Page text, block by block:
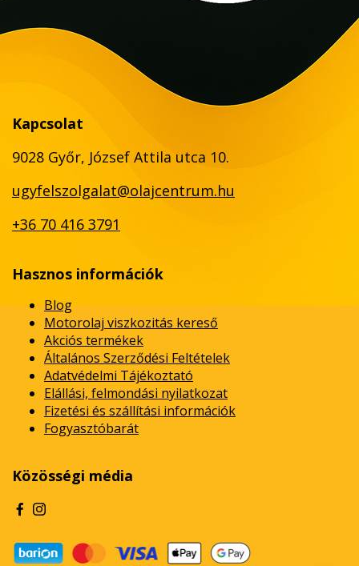
Kapcsolat
9028 Győr, József Attila utca 10.
ugyfelszolgalat@olajcentrum.hu
+36 70 416 3791
Hasznos információk
Blog
Motorolaj viszkozitás kereső
Akciós termékek
Általános Szerződési Feltételek
Adatvédelmi Tájékoztató
Elállási, felmondási nyilatkozat
Fizetési és szállítási információk
Fogyasztóbarát
Közösségi média